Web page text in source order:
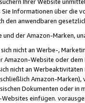
Informationen über die
den anwendbaren
der Amazon-Marken,
nicht an Werbe-,
Amazon-Website oder
nicht an
Amazon-
Dokumenten oder in
einfügen.